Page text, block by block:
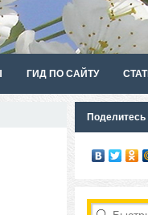
ГИД ПО САЙТУ